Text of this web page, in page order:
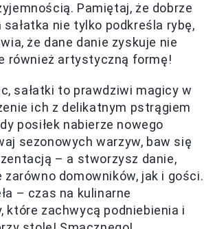
Pamiętaj, że dobrze
nie tylko podkreśla rybę,
że dane danie zyskuje nie
również artystyczną formę!
sałatki to prawdziwi magicy w
ich z delikatnym pstrągiem
posiłek nabierze nowego
sezonowych warzyw, baw się
– a stworzysz danie,
zarówno domowników, jak i gości.
– czas na kulinarne
które zachwycą podniebienia i